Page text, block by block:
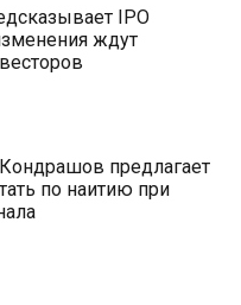
IPO
ждут
предлагает
по наитию при